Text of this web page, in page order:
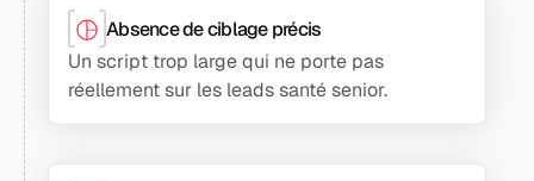
Absence de ciblage précis
Un script trop large qui ne porte pas
réellement sur les leads santé senior.